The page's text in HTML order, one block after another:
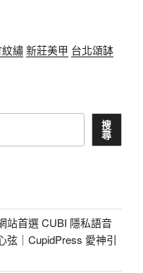
繡新莊美甲 台北頌缽
搜
尋
站首選 CUBI 隱私語音
弦｜CupidPress 愛神引